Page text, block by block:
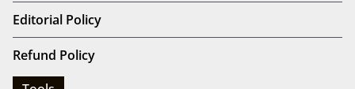
Editorial Policy
Refund Policy